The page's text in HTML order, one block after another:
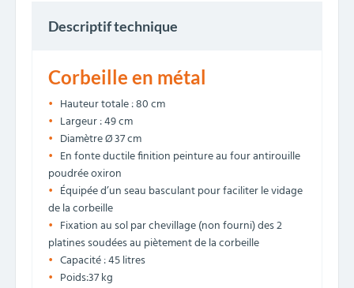
Descriptif technique
Corbeille en métal
Hauteur totale : 80 cm
Largeur : 49 cm
Diamètre Ø 37 cm
En fonte ductile finition peinture au four antirouille
poudrée oxiron
Équipée d’un seau basculant pour faciliter le vidage
de la corbeille
Fixation au sol par chevillage (non fourni) des 2
platines soudées au piètement de la corbeille
Capacité : 45 litres
Poids:37 kg